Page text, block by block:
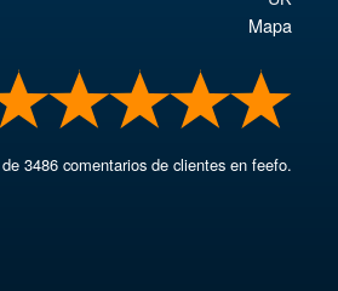
Mapa
de3486 comentarios de clientes en feefo.